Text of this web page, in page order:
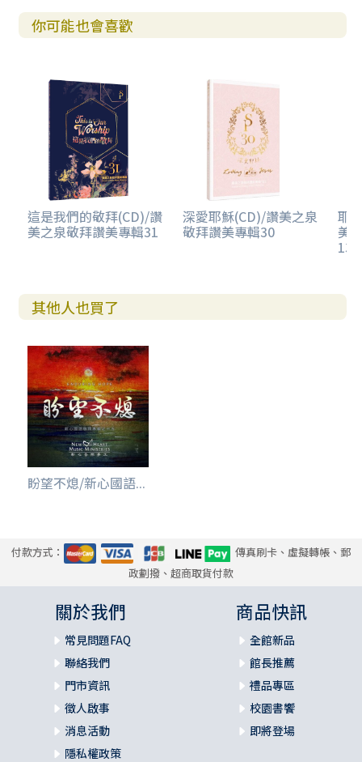
你可能也會喜歡
這是我們的敬拜(CD)/讚
美之泉敬拜讚美專輯31
深愛耶穌(CD)/讚美之泉
敬拜讚美專輯30
耶
美
13
其他人也買了
盼望不熄/新心國語...
付款方式：
傳真刷卡、虛擬轉帳、郵
政劃撥、超商取貨付款
關於我們
常見問題FAQ
聯絡我們
門市資訊
徵人啟事
消息活動
隱私權政策
商品快訊
全館新品
館長推薦
禮品專區
校園書饗
即將登場